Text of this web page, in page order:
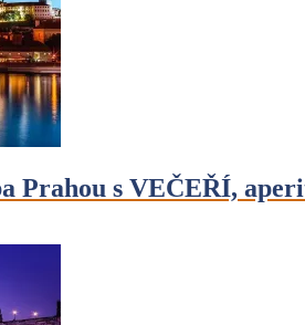
Prahou s VEČEŘÍ,